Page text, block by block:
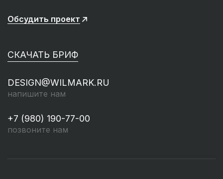
Обсудить проект
СКАЧАТЬ БРИФ
DESIGN@WILMARK.RU
напишите нам
+7 (980) 190-77-00
позвоните нам